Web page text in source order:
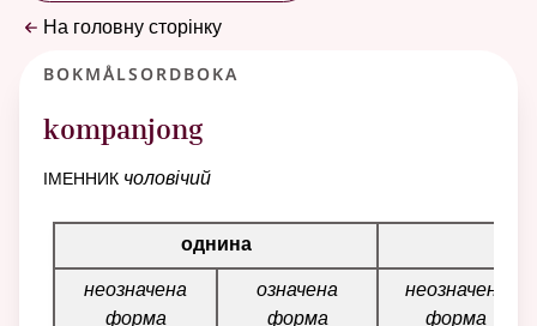
На головну сторінку
Bokmålsordboka
kompanjong
іменник чоловічий
Таблиця відмінювання для цього іменника
однина
неозначена
форма
означена
форма
неозначена
форма